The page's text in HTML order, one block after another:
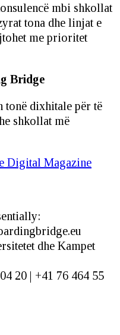
mbi shkollat
tona dhe linjat e
me prioritet
Bridge
tonë dixhitale për të
shkollat më
Digital Magazine
dhe Kampet
20 | +41 76 464 55